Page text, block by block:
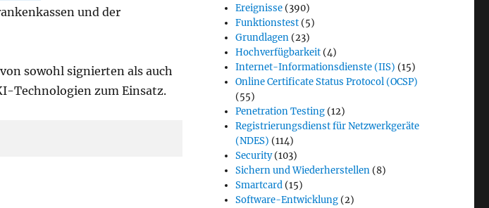
und der
sowohl signierten als auch
Technologien zum Einsatz.
Ereignisse (390)
Funktionstest (5)
Grundlagen (23)
Hochverfügbarkeit (4)
Internet-Informationsdienste (IIS) (15)
Online Certificate Status Protocol (OCSP)
(55)
Penetration Testing (12)
Registrierungsdienst für Netzwerkgeräte
(NDES) (114)
Security(103)
Sichern und Wiederherstellen (8)
Smartcard (15)
Software-Entwicklung (2)